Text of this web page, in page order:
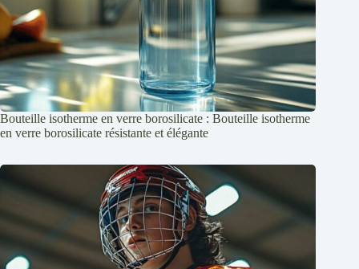
Bouteille isotherme en verre borosilicate : Bouteille isotherme
en verre borosilicate résistante et élégante